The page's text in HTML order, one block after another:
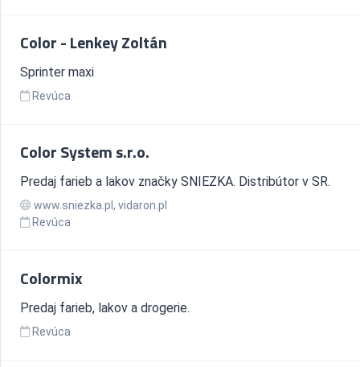
Color - Lenkey Zoltán
Sprinter maxi
Revúca
Color System s.r.o.
Predaj farieb a lakov značky SNIEZKA. Distribútor v SR.
www.sniezka.pl, vidaron.pl
Revúca
Colormix
Predaj farieb, lakov a drogerie.
Revúca